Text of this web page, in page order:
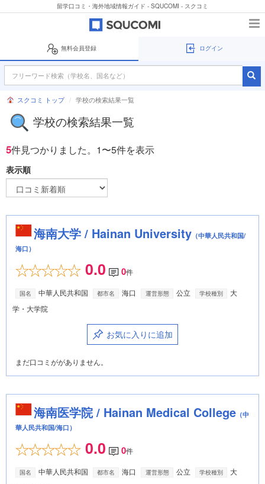
留学口コミ・海外地域情報ガイド - SQUCOMI - スクコミ
無料会員登録 ログイン
スクコミ トップ 学校の検索結果一覧
学校の検索結果一覧
5件見つかりました。 1〜5件を表示
表示順
海南大学 / Hainan University（中華人民共和国/
海口）
0.0 0件
国名 中華人民共和国 都市名 海口 運営形態 公立 学校種別
大
学・大学院
お気に入りに追加
まだ口コミががありません。
海南医学院 / Hainan Medical College（中
華人民共和国/海口）
0.0 0件
国名 中華人民共和国 都市名 海口 運営形態 公立 学校種別
大